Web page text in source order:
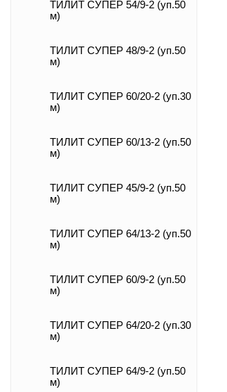
ТИЛИТ СУПЕР 54/9-2 (уп.50
м)
ТИЛИТ СУПЕР 48/9-2 (уп.50
м)
ТИЛИТ СУПЕР 60/20-2 (уп.30
м)
ТИЛИТ СУПЕР 60/13-2 (уп.50
м)
ТИЛИТ СУПЕР 45/9-2 (уп.50
м)
ТИЛИТ СУПЕР 64/13-2 (уп.50
м)
ТИЛИТ СУПЕР 60/9-2 (уп.50
м)
ТИЛИТ СУПЕР 64/20-2 (уп.30
м)
ТИЛИТ СУПЕР 64/9-2 (уп.50
м)